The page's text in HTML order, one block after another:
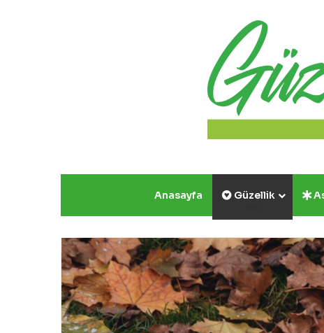
Anasayfa Güzellik
Yazın
Parıldayan
Üçlüsü
Golden
Rose’da!